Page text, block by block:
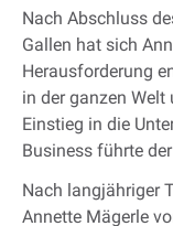
Nach Abschluss
Gallen hat sich
Herausforderung
in der ganzen
Einstieg in die
Business führte
Nach langjähriger
Annette Mägerle